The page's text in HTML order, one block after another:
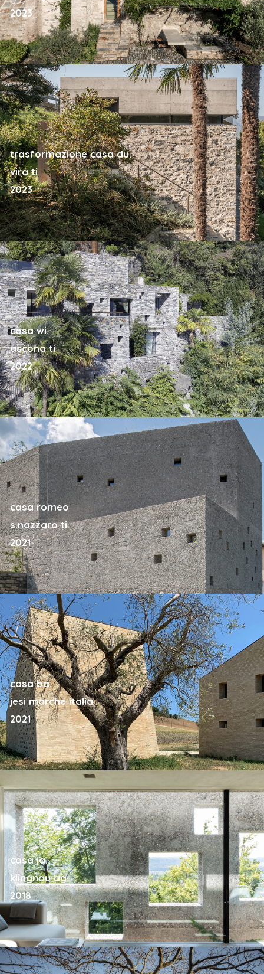
2023
trasformazione casa du.
vira ti
2023
casa wi.
ascona ti
2022
casa romeo
s.nazzaro ti.
2021
casa ba.
jesi marche italia
2021
casa ja.
klingnau ag
2018